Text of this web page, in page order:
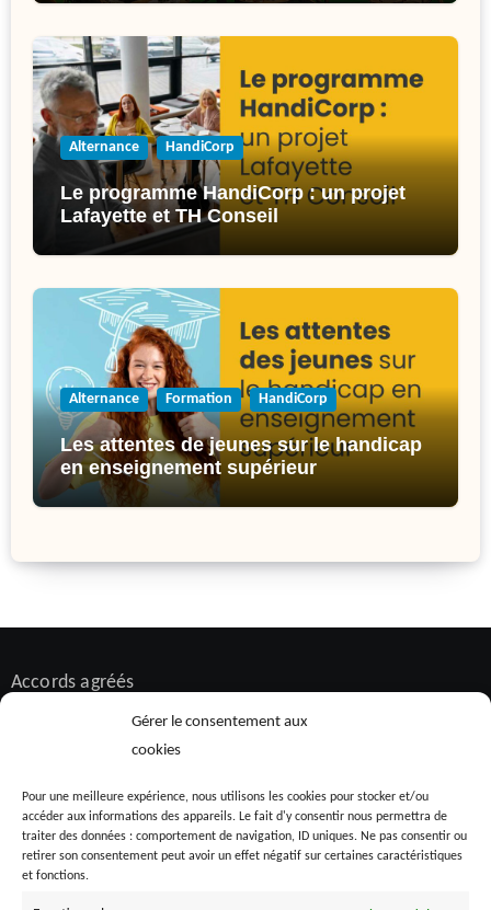
Gérer le consentement aux
cookies
Pour une meilleure expérience, nous utilisons les cookies pour stocker et/ou
accéder aux informations des appareils. Le fait d'y consentir nous permettra de
traiter des données : comportement de navigation, ID uniques. Ne pas consentir ou
retirer son consentement peut avoir un effet négatif sur certaines caractéristiques
et fonctions.
Alternance HandiCorp
Le programme HandiCorp : un projet
Lafayette et TH Conseil
Alternance Formation HandiCorp
Les attentes de jeunes sur le handicap
en enseignement supérieur
Accords agréés
Bilan de compétences
Diversité et inclusion
Formation
HandiCorp